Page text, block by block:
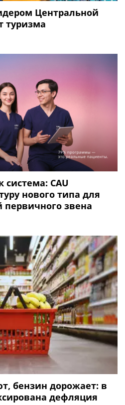
Центральной
туризма
CAU
нового типа для
первичного звена
бензин дорожает: в
дефляция